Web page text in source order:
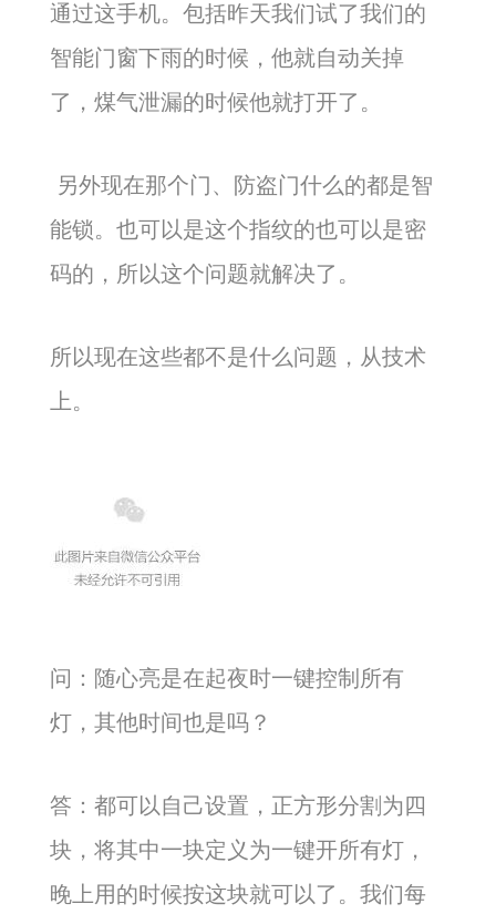
通过这手机。包括昨天我们试了我们的
智能门窗下雨的时候，他就自动关掉
了，煤气泄漏的时候他就打开了。
另外现在那个门、防盗门什么的都是智
能锁。也可以是这个指纹的也可以是密
码的，所以这个问题就解决了。
所以现在这些都不是什么问题，从技术
上。
问：随心亮是在起夜时一键控制所有
灯，其他时间也是吗？
答：都可以自己设置，正方形分割为四
块，将其中一块定义为一键开所有灯，
晚上用的时候按这块就可以了。我们每